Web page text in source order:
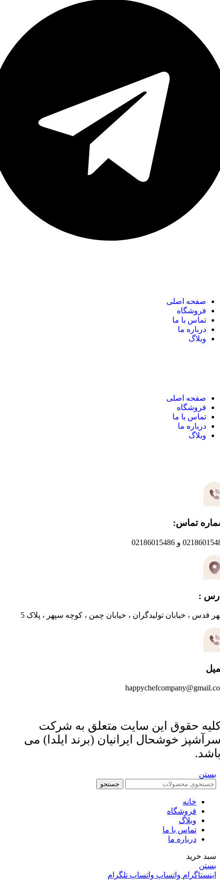
صفحه اصلی
فروشگاه
تماس با ما
درباره ما
وبلاگ
صفحه اصلی
فروشگاه
تماس با ما
درباره ما
وبلاگ
تماس:
و 02186015486
:
قدس ، خیابان تولیدگران ، خیابان چمن ، کوچه سپهر ، پلاک 5
حقوق این سایت متعلق به شرکت
خوشحال ایرانیان (برند ایلدا) می
بستن
جستجو
خانه
فروشگاه
وبلاگ
تماس با ما
درباره ما
سبد خرید
بستن
اینستاگرام واتساپ واتساپ تلگرام